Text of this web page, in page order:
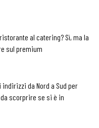
al catering? Sì, ma la
sul premium
da Nord a Sud per
scorprire se si è in